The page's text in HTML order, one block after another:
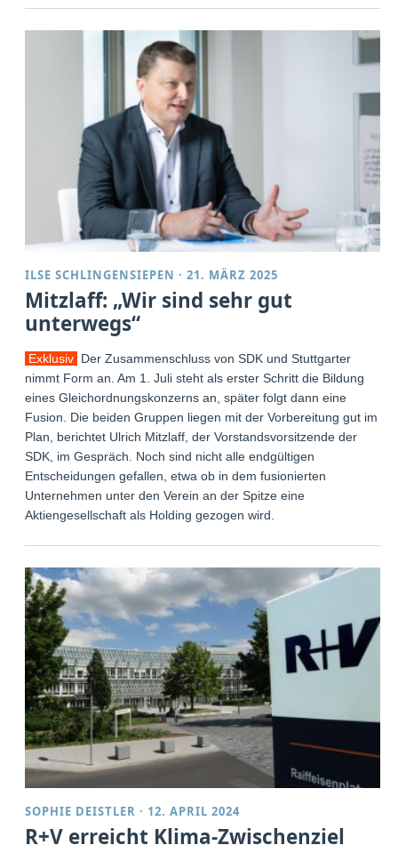
ILSE SCHLINGENSIEPEN ·21. MÄRZ 2025
Mitzlaff: „Wir sind sehr gut
unterwegs“
Exklusiv Der Zusammenschluss von SDK und Stuttgarter
nimmt Form an. Am 1. Juli steht als erster Schritt die Bildung
eines Gleichordnungskonzerns an, später folgt dann eine
Fusion. Die beiden Gruppen liegen mit der Vorbereitung gut im
Plan, berichtet Ulrich Mitzlaff, der Vorstandsvorsitzende der
SDK, im Gespräch. Noch sind nicht alle endgültigen
Entscheidungen gefallen, etwa ob in dem fusionierten
Unternehmen unter den Verein an der Spitze eine
Aktiengesellschaft als Holding gezogen wird.
SOPHIE DEISTLER · 12. APRIL 2024
R+V erreicht Klima-Zwischenziel